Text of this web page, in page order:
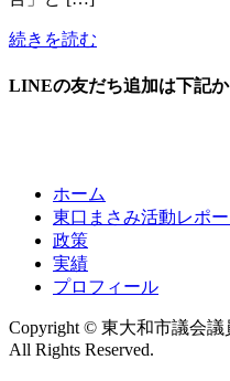
続きを読む
LINEの友だち追加は下記か
ホーム
東口まさみ活動レポー
政策
実績
プロフィール
Copyright © 東大和市議会
All Rights Reserved.